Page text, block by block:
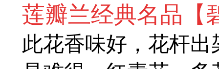
莲瓣兰经典名品【
此花香味好，花杆